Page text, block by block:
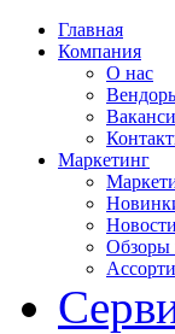
Главная
Компания
О нас
Маркетинг
Обзоры